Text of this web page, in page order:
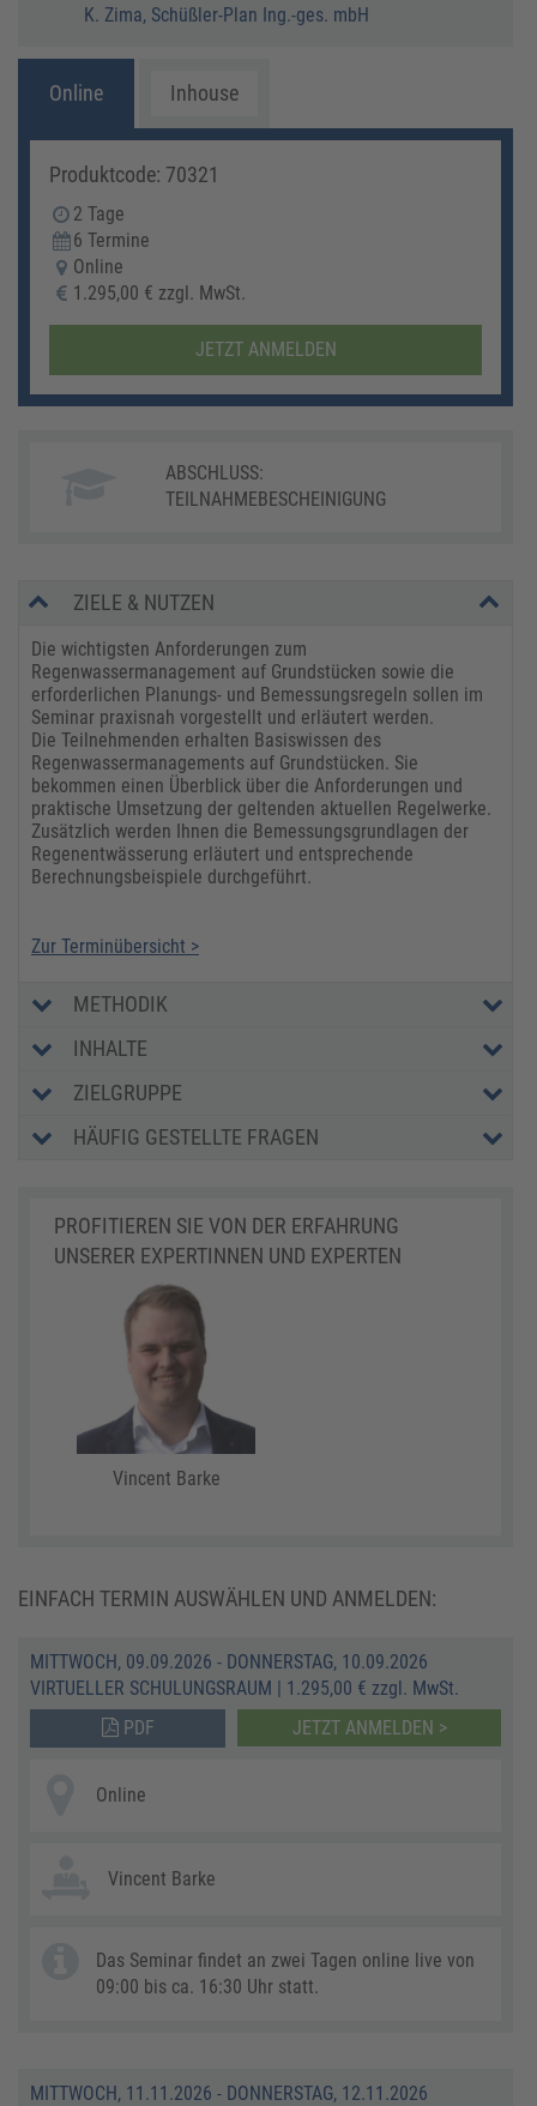
K. Zima, Schüßler-Plan Ing.-ges. mbH
Online Inhouse
Produktcode: 70321
2 Tage
6 Termine
Online
1.295,00 € zzgl. MwSt.
JETZT ANMELDEN
ABSCHLUSS:
TEILNAHMEBESCHEINIGUNG
ZIELE & NUTZEN
Die wichtigsten Anforderungen zum
Regenwassermanagement auf Grundstücken sowie die
erforderlichen Planungs- und Bemessungsregeln sollen im
Seminar praxisnah vorgestellt und erläutert werden.
Die Teilnehmenden erhalten Basiswissen des
Regenwassermanagements auf Grundstücken. Sie
bekommen einen Überblick über die Anforderungen und
praktische Umsetzung der geltenden aktuellen Regelwerke.
Zusätzlich werden Ihnen die Bemessungsgrundlagen der
Regenentwässerung erläutert und entsprechende
Berechnungsbeispiele durchgeführt.
Zur Terminübersicht >
METHODIK
INHALTE
ZIELGRUPPE
HÄUFIG GESTELLTE FRAGEN
PROFITIEREN SIE VON DER ERFAHRUNG
UNSERER EXPERTINNEN UND EXPERTEN
Vincent Barke
EINFACH TERMIN AUSWÄHLEN UND ANMELDEN:
MITTWOCH, 09.09.2026 - DONNERSTAG, 10.09.2026
VIRTUELLER SCHULUNGSRAUM | 1.295,00 € zzgl. MwSt.
PDF
JETZT ANMELDEN >
Online
Vincent Barke
Das Seminar findet an zwei Tagen online live von
09:00 bis ca. 16:30 Uhr statt.
MITTWOCH, 11.11.2026 - DONNERSTAG, 12.11.2026